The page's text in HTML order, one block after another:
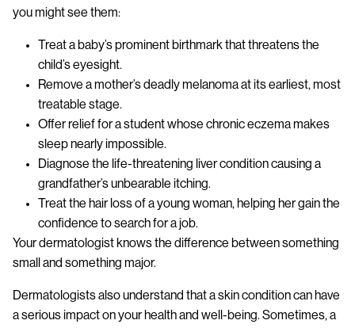
you might see them:
Treat a baby’s prominent birthmark that threatens the
child’s eyesight.
Remove a mother’s deadly melanoma at its earliest, most
treatable stage.
Offer relief for a student whose chronic eczema makes
sleep nearly impossible.
Diagnose the life-threatening liver condition causing a
grandfather’s unbearable itching.
Treat the hair loss of a young woman, helping her gain the
confidence to search for a job.
Your dermatologist knows the difference between something
small and something major.
Dermatologists also understand that a skin condition can have
a serious impact on your health and well-being. Sometimes, a